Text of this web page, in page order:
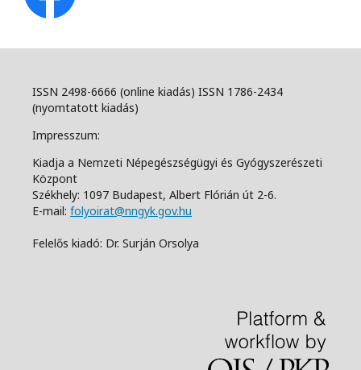
ISSN 2498-6666 (online kiadás) ISSN 1786-2434
(nyomtatott kiadás)
Impresszum:
Kiadja a Nemzeti Népegészségügyi és Gyógyszerészeti
Központ
Székhely: 1097 Budapest, Albert Flórián út 2-6.
E-mail: folyoirat@nngyk.gov.hu
Felelős kiadó: Dr. Surján Orsolya